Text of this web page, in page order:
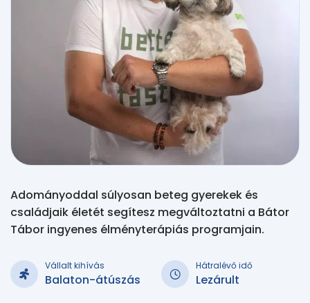
Adományoddal súlyosan beteg gyerekek és
családjaik életét segítesz megváltoztatni a Bátor
Tábor ingyenes élményterápiás programjain.
Vállalt kihívás
Balaton-átúszás
Hátralévő idő
Lezárult